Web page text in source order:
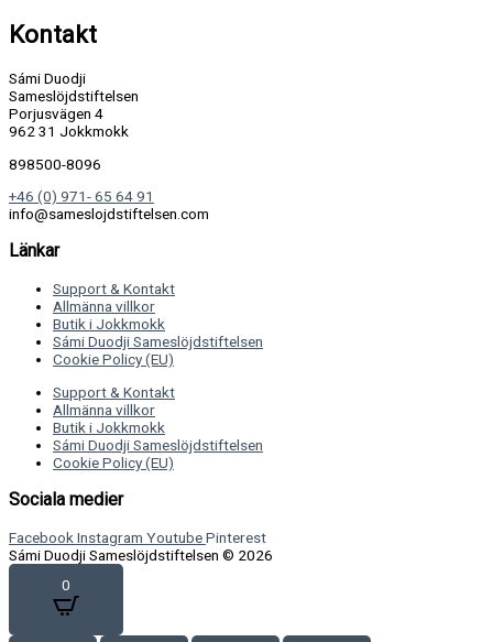
Kontakt
Sámi Duodji
Sameslöjdstiftelsen
Porjusvägen 4
962 31 Jokkmokk
898500-8096
+46 (0) 971- 65 64 91
info@sameslojdstiftelsen.com
Länkar
Support & Kontakt
Allmänna villkor
Butik i Jokkmokk
Sámi Duodji Sameslöjdstiftelsen
Cookie Policy (EU)
Support & Kontakt
Allmänna villkor
Butik i Jokkmokk
Sámi Duodji Sameslöjdstiftelsen
Cookie Policy (EU)
Sociala medier
Facebook Instagram YoutubePinterest
Sámi Duodji Sameslöjdstiftelsen © 2026
0